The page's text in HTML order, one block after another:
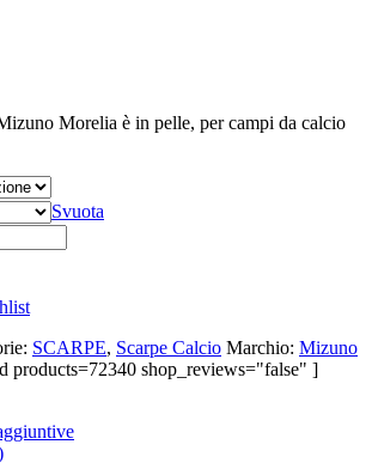
Morelia è in pelle, per campi da calcio
Svuota
SCARPE, Scarpe Calcio Marchio: Mizuno
products=72340 shop_reviews="false" ]